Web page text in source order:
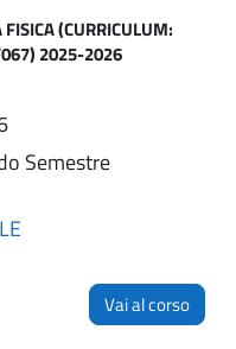
(CURRICULUM:
2025-2026
Semestre
Vai al corso